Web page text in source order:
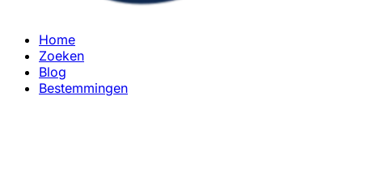
Home
Zoeken
Blog
Bestemmingen